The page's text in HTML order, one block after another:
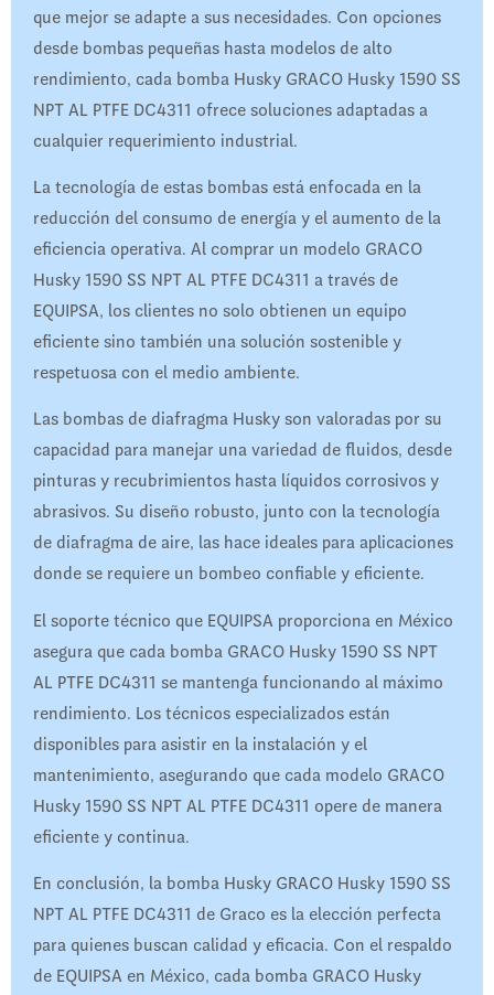
que mejor se adapte a sus necesidades. Con opciones
desde bombas pequeñas hasta modelos de alto
rendimiento, cada bomba Husky GRACO Husky 1590 SS
NPT AL PTFE DC4311 ofrece soluciones adaptadas a
cualquier requerimiento industrial.
La tecnología de estas bombas está enfocada en la
reducción del consumo de energía y el aumento de la
eficiencia operativa. Al comprar un modelo GRACO
Husky 1590 SS NPT AL PTFE DC4311 a través de
EQUIPSA, los clientes no solo obtienen un equipo
eficiente sino también una solución sostenible y
respetuosa con el medio ambiente.
Las bombas de diafragma Husky son valoradas por su
capacidad para manejar una variedad de fluidos, desde
pinturas y recubrimientos hasta líquidos corrosivos y
abrasivos. Su diseño robusto, junto con la tecnología
de diafragma de aire, las hace ideales para aplicaciones
donde se requiere un bombeo confiable y eficiente.
El soporte técnico que EQUIPSA proporciona en México
asegura que cada bomba GRACO Husky 1590 SS NPT
AL PTFE DC4311 se mantenga funcionando al máximo
rendimiento. Los técnicos especializados están
disponibles para asistir en la instalación y el
mantenimiento, asegurando que cada modelo GRACO
Husky 1590 SS NPT AL PTFE DC4311 opere de manera
eficiente y continua.
En conclusión, la bomba Husky GRACO Husky 1590 SS
NPT AL PTFE DC4311 de Graco es la elección perfecta
para quienes buscan calidad y eficacia. Con el respaldo
de EQUIPSA en México, cada bomba GRACO Husky